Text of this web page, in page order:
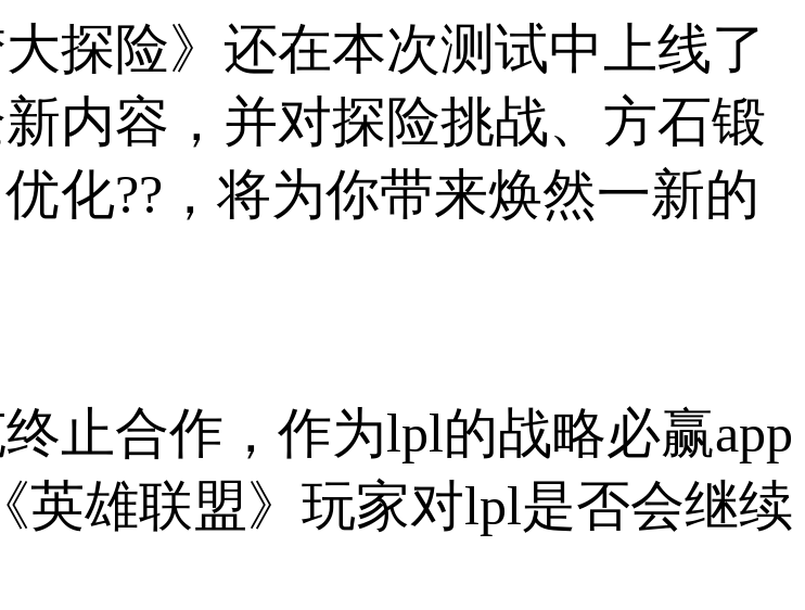
探险》还在本次测试中上线了
内容，并对探险挑战、方石锻
化??，将为你带来焕然一新的
止合作，作为lpl的战略必赢app
英雄联盟》玩家对lpl是否会继续